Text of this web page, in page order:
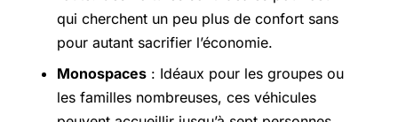
qui cherchent un peu plus de confort sans
pour autant sacrifier l’économie.
Monospaces : Idéaux pour les groupes ou
les familles nombreuses, ces véhicules